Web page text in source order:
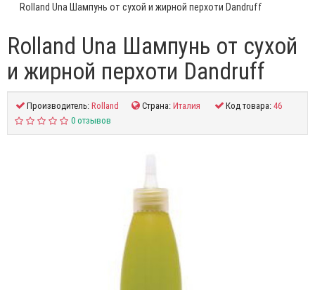
Rolland Una Шампунь от сухой и жирной перхоти Dandruff
Rolland Una Шампунь от сухой
и жирной перхоти Dandruff
Производитель:Rolland Страна:Италия Код товара:46
0 отзывов